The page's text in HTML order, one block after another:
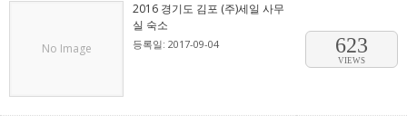
No Image
2016 경기도 김포 (주)세일 사무
실 숙소
등록일: 2017-09-04 623
VIEWS